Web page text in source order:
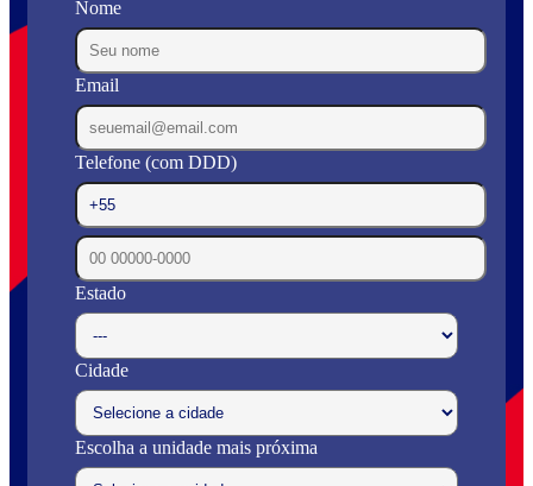
Nome
Email
Telefone (com DDD)
Estado
Cidade
Escolha a unidade mais próxima